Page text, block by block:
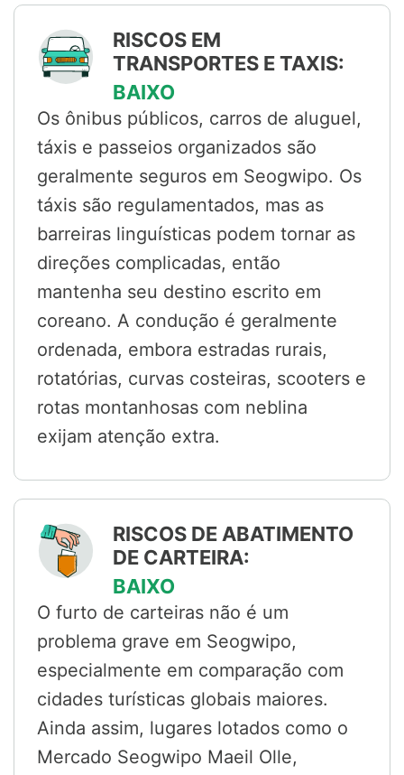
RISCOS EM
TRANSPORTES E TAXIS:
BAIXO
Os ônibus públicos, carros de aluguel,
táxis e passeios organizados são
geralmente seguros em Seogwipo. Os
táxis são regulamentados, mas as
barreiras linguísticas podem tornar as
direções complicadas, então
mantenha seu destino escrito em
coreano. A condução é geralmente
ordenada, embora estradas rurais,
rotatórias, curvas costeiras, scooters e
rotas montanhosas com neblina
exijam atenção extra.
RISCOS DE ABATIMENTO
DE CARTEIRA:
BAIXO
O furto de carteiras não é um
problema grave em Seogwipo,
especialmente em comparação com
cidades turísticas globais maiores.
Ainda assim, lugares lotados como o
Mercado Seogwipo Maeil Olle,